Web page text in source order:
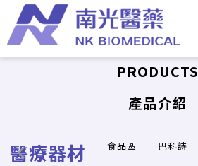
PRODUCTS
產品介紹
醫療器材 食品區 巴科詩